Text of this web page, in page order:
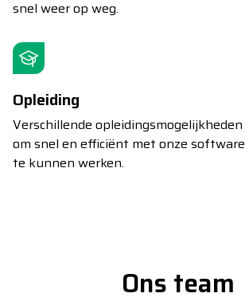
snel weer op weg.
Opleiding
Verschillende opleidingsmogelijkheden
om snel en efficiënt met onze software
te kunnen werken.
Ons team